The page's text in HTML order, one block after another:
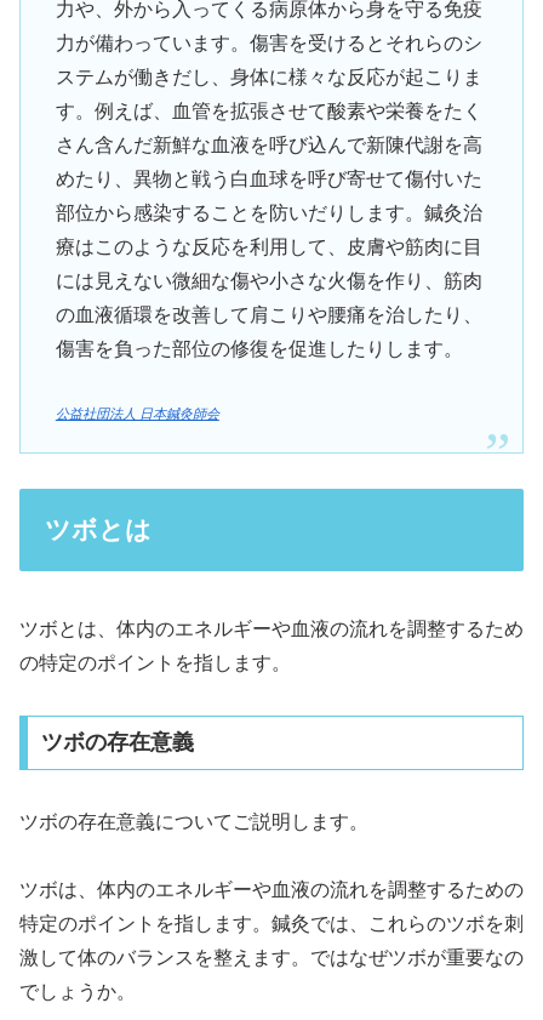
力や、外から入ってくる病原体から身を守る免疫
力が備わっています。傷害を受けるとそれらのシ
ステムが働きだし、身体に様々な反応が起こりま
す。例えば、血管を拡張させて酸素や栄養をたく
さん含んだ新鮮な血液を呼び込んで新陳代謝を高
めたり、異物と戦う白血球を呼び寄せて傷付いた
部位から感染することを防いだりします。鍼灸治
療はこのような反応を利用して、皮膚や筋肉に目
には見えない微細な傷や小さな火傷を作り、筋肉
の血液循環を改善して肩こりや腰痛を治したり、
傷害を負った部位の修復を促進したりします。
公益社団法人 日本鍼灸師会
ツボとは
ツボとは、体内のエネルギーや血液の流れを調整するため
の特定のポイントを指します。
ツボの存在意義
ツボの存在意義についてご説明します。
ツボは、体内のエネルギーや血液の流れを調整するための
特定のポイントを指します。鍼灸では、これらのツボを刺
激して体のバランスを整えます。ではなぜツボが重要なの
でしょうか。